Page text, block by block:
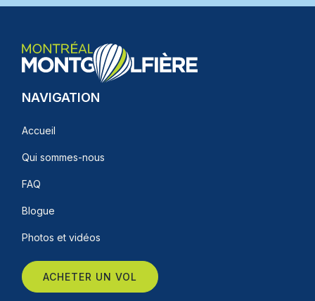
NAVIGATION
Accueil
Qui sommes-nous
FAQ
Blogue
Photos et vidéos
ACHETER UN VOL